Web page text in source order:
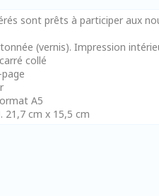
sont prêts à participer aux
(vernis). Impression
collé
A5
21,7 cm x 15,5 cm